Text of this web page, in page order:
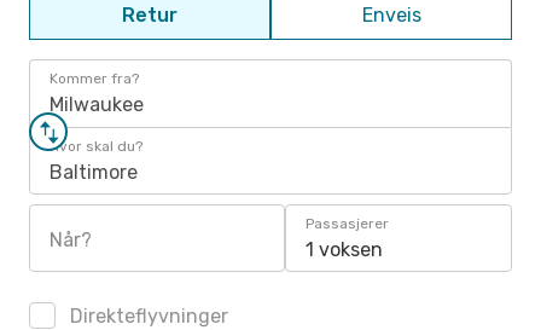
Retur Enveis
Kommer fra?
Milwaukee
Hvor skal du?
Baltimore
Når?
Passasjerer
1 voksen
Direkteflyvninger